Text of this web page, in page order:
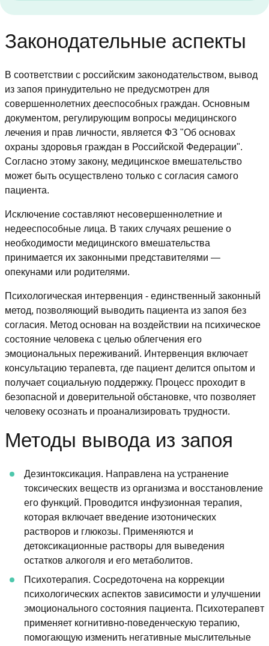
Законодательные аспекты
В соответствии с российским законодательством, вывод
из запоя принудительно не предусмотрен для
совершеннолетних дееспособных граждан. Основным
документом, регулирующим вопросы медицинского
лечения и прав личности, является ФЗ "Об основах
охраны здоровья граждан в Российской Федерации".
Согласно этому закону, медицинское вмешательство
может быть осуществлено только с согласия самого
пациента.
Исключение составляют несовершеннолетние и
недееспособные лица. В таких случаях решение о
необходимости медицинского вмешательства
принимается их законными представителями —
опекунами или родителями.
Психологическая интервенция - единственный законный
метод, позволяющий выводить пациента из запоя без
согласия. Метод основан на воздействии на психическое
состояние человека с целью облегчения его
эмоциональных переживаний. Интервенция включает
консультацию терапевта, где пациент делится опытом и
получает социальную поддержку. Процесс проходит в
безопасной и доверительной обстановке, что позволяет
человеку осознать и проанализировать трудности.
Методы вывода из запоя
Дезинтоксикация. Направлена на устранение
токсических веществ из организма и восстановление
его функций. Проводится инфузионная терапия,
которая включает введение изотонических
растворов и глюкозы. Применяются и
детоксикационные растворы для выведения
остатков алкоголя и его метаболитов.
Психотерапия. Сосредоточена на коррекции
психологических аспектов зависимости и улучшении
эмоционального состояния пациента. Психотерапевт
применяет когнитивно-поведенческую терапию,
помогающую изменить негативные мыслительные